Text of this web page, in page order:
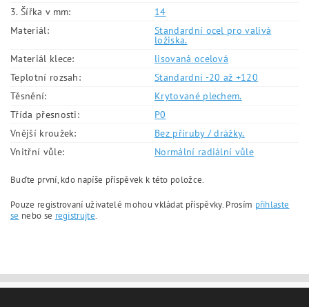
3. Šířka v mm:
14
Materiál:
Standardní ocel pro valivá
ložiska.
Materiál klece:
lisovaná ocelová
Teplotní rozsah:
Standardní -20 až +120
Těsnění:
Krytované plechem.
Třída přesnosti:
P0
Vnější kroužek:
Bez příruby / drážky.
Vnitřní vůle:
Normální radiální vůle
Buďte první, kdo napíše příspěvek k této položce.
Pouze registrovaní uživatelé mohou vkládat příspěvky. Prosím přihlaste
se nebo se registrujte.